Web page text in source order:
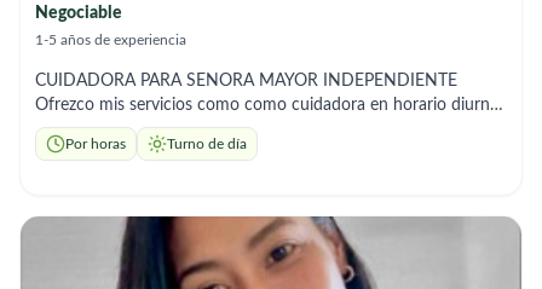
Negociable
1-5 años de experiencia
CUIDADORA PARA SENORA MAYOR INDEPENDIENTE
Ofrezco mis servicios como como cuidadora en horario diurno,
disponible de lunes a viernes y de ser requerido eventualmente
los sábados, tanto en domicilios particulares como en
emocional de la persona a mi cuidado. Acompaño en paseos y
diligencias, garantizando seguridad y compañía en todo
momento. Puedo colaborar en tareas del hogar y preparar
Por horas Turno de día